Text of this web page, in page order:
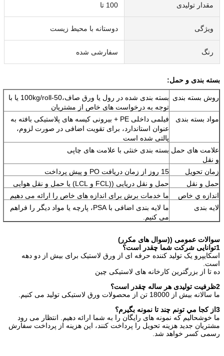
مقدار تولیدی 100 تا
ویژگی دوستانه با محیط زیست
رنگ سفارشی شده
بسته بندی و حمل:
روش بسته بندی
بسته بندی شده در رول یا ورق صاف،50-100kg/roll یا با
توجه به درخواست های خاص از مشتریان
مواد بسته بندی
فیلمی داخلی PE + بیرونی کیسه های پلاستیکی بافته به
عنوان استاندارد، برای تقویت اضافی در صورت لزوم،
پالتی شده است
علامت های حمل
و نقل
بسته بندی خنثی با علامت های چاپی
زمان تحویل
15 روز از زمان دریافت PO و پیش پرداخت
حمل و نقل
حمل و نقل دریایی ((FCL و LCL) یا حمل و نقل هوایی
اندازه ي خاص
ما خدمات برش برای اندازه های خاص را ارائه می دهیم
لایه بندی
ما لایه بندی اضافی با PSA، پارچه یا مواد دیگر را فراهم
می کنیم.
سوالات عمومی ((سوال های مکرر)
1توانایی شرکت شما چقدر است؟
اسکایپرو یک تولید کننده حرفه ای از ورق لاستیک برای بیش از دو دهه
است.
ده تا از بزرگترین کارخانه های لاستیکی چین
2ظرفیت تولیدی هر ساله چقدر است؟
ما سالانه بیش از 18000 تن از محصولات ورق لاستیکی تولید می کنیم.
3از کجا مي تونم چند تا نمونه بگيرم؟
ما خوشحالیم که نمونه های رایگان را به شما ارائه دهیم. انتظار می رود
مشتریان جدید هزینه تحویل را پرداخت کنند، این هزینه از پرداخت سفارش
رسمی کسر خواهد شد.